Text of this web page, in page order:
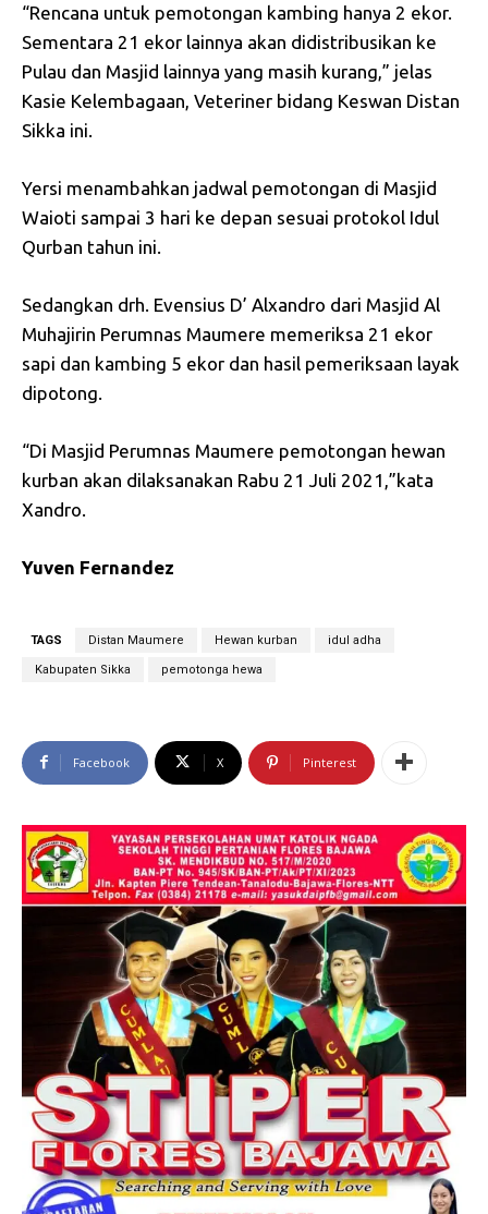
“Rencana untuk pemotongan kambing hanya 2 ekor.
Sementara 21 ekor lainnya akan didistribusikan ke
Pulau dan Masjid lainnya yang masih kurang,” jelas
Kasie Kelembagaan, Veteriner bidang Keswan Distan
Sikka ini.
Yersi menambahkan jadwal pemotongan di Masjid
Waioti sampai 3 hari ke depan sesuai protokol Idul
Qurban tahun ini.
Sedangkan drh. Evensius D’ Alxandro dari Masjid Al
Muhajirin Perumnas Maumere memeriksa 21 ekor
sapi dan kambing 5 ekor dan hasil pemeriksaan layak
dipotong.
“Di Masjid Perumnas Maumere pemotongan hewan
kurban akan dilaksanakan Rabu 21 Juli 2021,”kata
Xandro.
Yuven Fernandez
TAGS Distan Maumere Hewan kurban idul adha
Kabupaten Sikka pemotonga hewa
Facebook X Pinterest